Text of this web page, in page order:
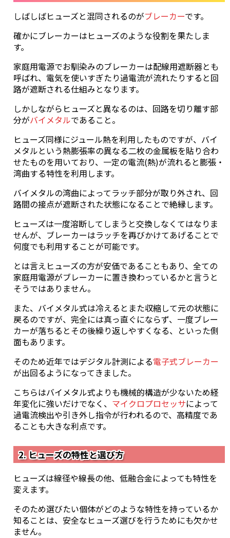
しばしばヒューズと混同されるのがブレーカーです。
確かにブレーカーはヒューズのような役割を果たしま
す。
家庭用電源でお馴染みのブレーカーは配線用遮断器とも
呼ばれ、電気を使いすぎたり過電流が流れたりすると回
路が遮断される仕組みとなります。
しかしながらヒューズと異なるのは、回路を切り離す部
分がバイメタルであること。
ヒューズ同様にジュール熱を利用したものですが、バイ
メタルという熱膨張率の異なる二枚の金属板を貼り合わ
せたものを用いており、一定の電流(熱)が流れると膨張・
湾曲する特性を利用します。
バイメタルの湾曲によってラッチ部分が取り外され、回
路間の接点が遮断された状態になることで絶縁します。
ヒューズは一度溶断してしまうと交換しなくてはなりま
せんが、ブレーカーはラッチを再びかけてあげることで
何度でも利用することが可能です。
とは言えヒューズの方が安価であることもあり、全ての
家庭用電源がブレーカーに置き換わっているかと言うと
そうではありません。
また、バイメタル式は冷えるとまた収縮して元の状態に
戻るのですが、完全には真っ直ぐにならず、一度ブレー
カーが落ちるとその後繰り返しやすくなる、といった側
面もあります。
そのため近年ではデジタル計測による電子式ブレーカー
が出回るようになってきました。
こちらはバイメタル式よりも機械的構造が少ないため経
年変化に強いだけでなく、 マイクロプロセッサによって
過電流検出や引き外し指令が行われるので、高精度であ
ることも大きな利点です。
2. ヒューズの特性と選び方
ヒューズは線径や線長の他、低融合金によっても特性を
変えます。
そのため選びたい個体がどのような特性を持っているか
知ることは、安全なヒューズ選びを行うためにも欠かせ
ません。